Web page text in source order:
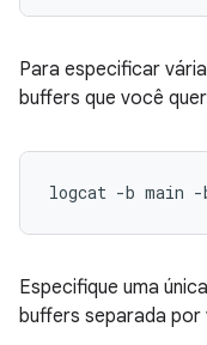
Para especificar
buffers que você
Especifique uma
buffers separada por